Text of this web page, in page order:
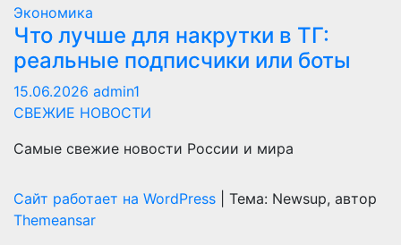
Экономика
Что лучше для накрутки в ТГ:
реальные подписчики или боты
15.06.2026 admin1
СВЕЖИЕ НОВОСТИ
Самые свежие новости России и мира
Сайт работает на WordPress
Тема: Newsup, автор
Themeansar